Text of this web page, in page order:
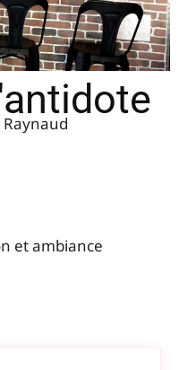
et ambiance